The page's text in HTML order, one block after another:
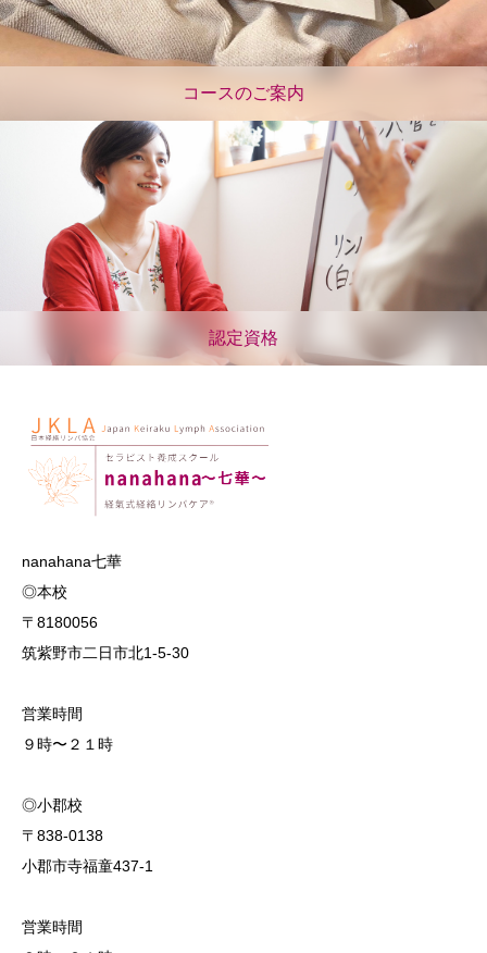
コースのご案内
認定資格
nanahana七華
◎本校
〒8180056
筑紫野市二日市北1-5-30
営業時間
９時〜２１時
◎小郡校
〒838-0138
小郡市寺福童437-1
営業時間